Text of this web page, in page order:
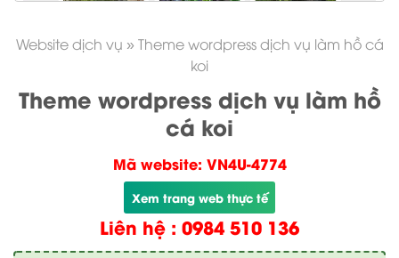
Website dịch vụ » Theme wordpress dịch vụ làm hồ cá
koi
Theme wordpress dịch vụ làm hồ
cá koi
Mã website: VN4U-4774
Xem trang web thực tế
Liên hệ : 0984 510 136